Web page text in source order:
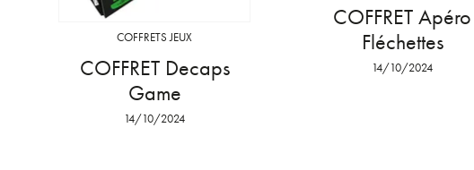
COFFRETS JEUX
COFFRET Decaps
Game
14/10/2024
COFFRET Apéro
Fléchettes
14/10/2024